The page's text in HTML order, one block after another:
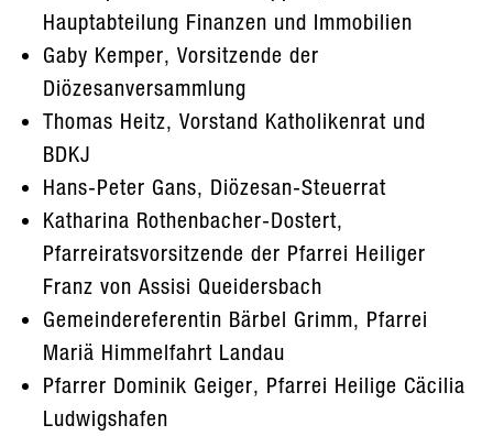
Hauptabteilung Finanzen und Immobilien
Gaby Kemper, Vorsitzende der
Diözesanversammlung
Thomas Heitz, Vorstand Katholikenrat und
BDKJ
Hans-Peter Gans, Diözesan-Steuerrat
Katharina Rothenbacher-Dostert,
Pfarreiratsvorsitzende der Pfarrei Heiliger
Franz von Assisi Queidersbach
Gemeindereferentin Bärbel Grimm, Pfarrei
Mariä Himmelfahrt Landau
Pfarrer Dominik Geiger, Pfarrei Heilige Cäcilia
Ludwigshafen